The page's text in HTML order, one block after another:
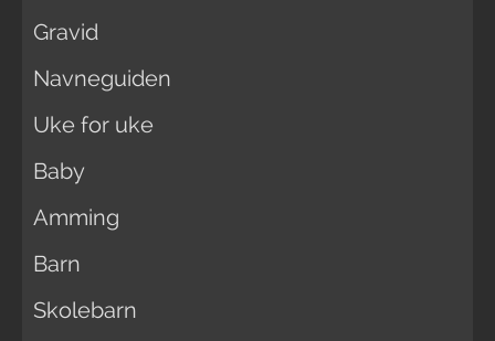
Gravid
Navneguiden
Uke for uke
Baby
Amming
Barn
Skolebarn